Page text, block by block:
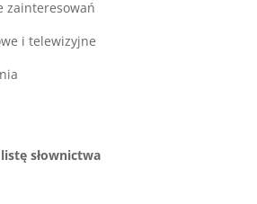
zainteresowań
i telewizyjne
słownictwa